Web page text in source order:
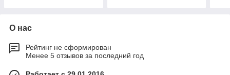
О нас
Рейтинг не сформирован
Менее 5 отзывов за последний год